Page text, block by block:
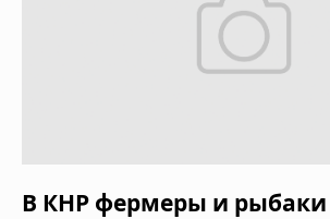
В КНР фермеры и рыбаки